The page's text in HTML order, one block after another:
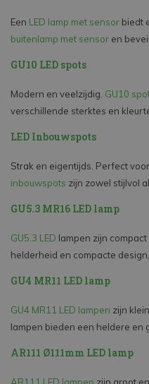
Een LED lamp met sensor biedt
buitenlamp met sensor en
GU10 LED spots
Modern en veelzijdig. GU10
verschillende sterktes en
LED Inbouwspots
Strak en eigentijds. Perfect
inbouwspots zijn zowel stijlvol
GU5.3 MR16 LED lamp
GU5.3 LED lampen zijn
helderheid en compacte
GU4 MR11 LED lamp
GU4 MR11 LED lampen zijn
lampen bieden een heldere en
AR111 Ø111mm LED lamp